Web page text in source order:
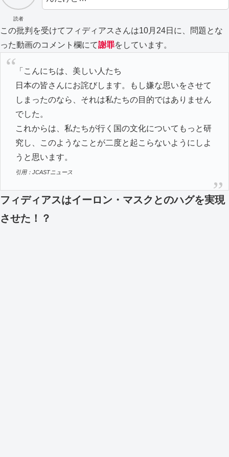
読者
この批判を受けてフィディアスさんは10月24日に、問題とな
った動画のコメント欄にて謝罪をしています。
「こんにちは、美しい人たち
日本の皆さんにお詫びします。もし嫌な思いをさせて
しまったのなら、それは私たちの目的ではありません
でした。
これからは、私たちが行く国の文化についてもっと研
究し、このようなことが二度と起こらないようにしよ
うと思います。
引用：JCASTニュース
フィディアスはイーロン・マスクとのハグを実現
させた！？